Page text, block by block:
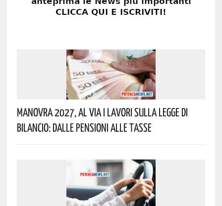
Manovra 2027, Al Via I Lavori Sulla Legge Di
Bilancio: Dalle Pensioni Alle Tasse